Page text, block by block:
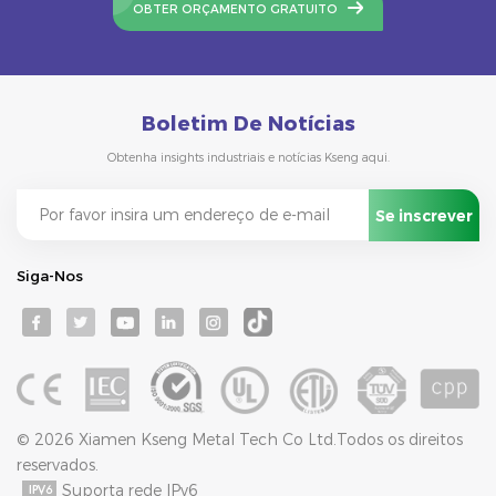
OBTER ORÇAMENTO GRATUITO
Boletim De Notícias
Obtenha insights industriais e notícias Kseng aqui.
Siga-Nos
© 2026 Xiamen Kseng Metal Tech Co Ltd.Todos os direitos
reservados.
Suporta rede IPv6